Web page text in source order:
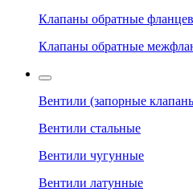
Клапаны обратные
Клапаны обратные
Вентили (запорные
Вентили стальные
Вентили чугунные
Вентили латунные